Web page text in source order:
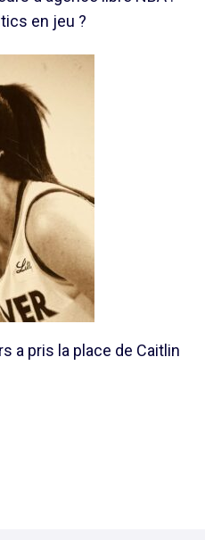
en jeu ?
a pris la place de Caitlin